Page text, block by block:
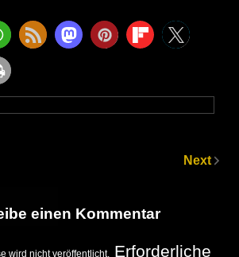
Next
einen Kommentar
wird nicht veröffentlicht. Erforderliche